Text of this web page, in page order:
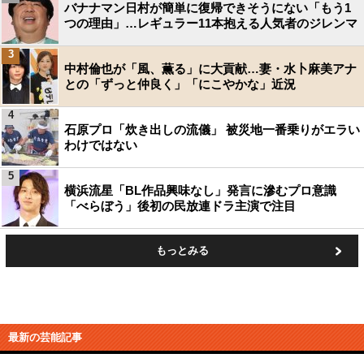
バナナマン日村が簡単に復帰できそうにない「もう1
つの理由」…レギュラー11本抱える人気者のジレンマ
中村倫也が「風、薫る」に大貢献…妻・水卜麻美アナ
との「ずっと仲良く」「にこやかな」近況
3
石原プロ「炊き出しの流儀」 被災地一番乗りがエラい
わけではない
4
横浜流星「BL作品興味なし」発言に滲むプロ意識
「べらぼう」後初の民放連ドラ主演で注目
5
もっとみる
最新の芸能記事